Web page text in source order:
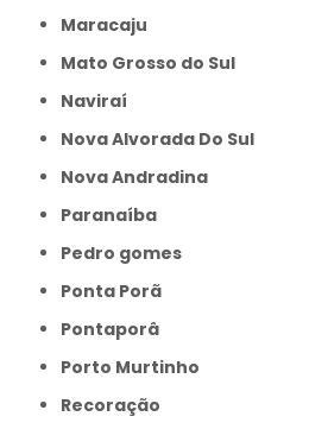
Maracaju
Mato Grosso do Sul
Naviraí
Nova Alvorada Do Sul
Nova Andradina
Paranaíba
Pedro gomes
Ponta Porã
Pontaporâ
Porto Murtinho
Recoração